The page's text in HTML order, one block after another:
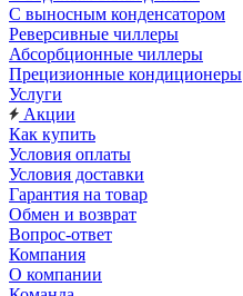
С выносным конденсатором
Реверсивные чиллеры
Абсорбционные чиллеры
Прецизионные кондиционеры
Услуги
Акции
Как купить
Условия оплаты
Условия доставки
Гарантия на товар
Обмен и возврат
Вопрос-ответ
Компания
О компании